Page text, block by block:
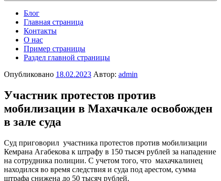
Блог
Главная страница
Контакты
О нас
Пример страницы
Раздел главной страницы
Опубликовано 18.02.2023 Автор: admin
Участник протестов против
мобилизации в Махачкале освобожден
в зале суда
Суд приговорил участника протестов против мобилизации
Кемрана Агабекова к штрафу в 150 тысяч рублей за нападение
на сотрудника полиции. С учетом того, что махачкалинец
находился во время следствия и суда под арестом, сумма
штрафа снижена до 50 тысяч рублей.